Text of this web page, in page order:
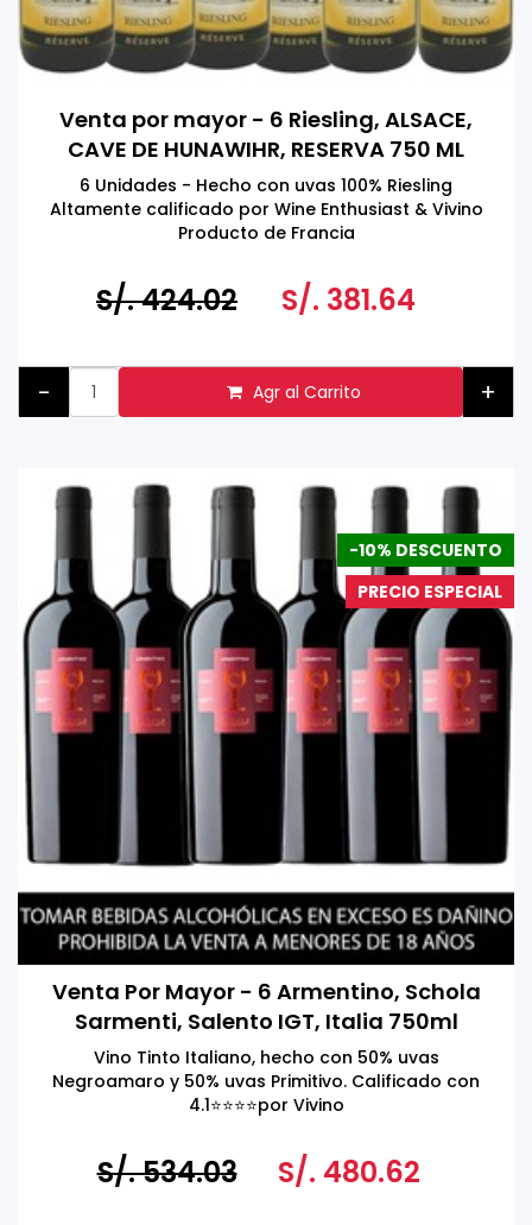
Venta por mayor - 6 Riesling, ALSACE,
CAVE DE HUNAWIHR, RESERVA 750 ML
6 Unidades - Hecho con uvas 100% Riesling
Altamente calificado por Wine Enthusiast & Vivino
Producto de Francia
Prohibida su venta a menores de 18 años
S/. 424.02 S/. 381.64
- Agr al Carrito +
-10% DESCUENTO
PRECIO ESPECIAL
Venta Por Mayor - 6 Armentino, Schola
Sarmenti, Salento IGT, Italia 750ml
Vino Tinto Italiano, hecho con 50% uvas
Negroamaro y 50% uvas Primitivo. Calificado con
4.1⭐️⭐️⭐️⭐️por Vivino
S/. 534.03 S/. 480.62